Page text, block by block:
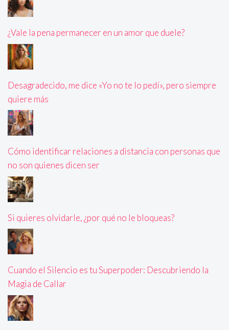
¿Vale la pena permanecer en un amor que duele?
Desagradecido, me dice «Yo no te lo pedí», pero siempre
quiere más
Cómo identificar relaciones a distancia con personas que
no son quienes dicen ser
Si quieres olvidarle, ¿por qué no le bloqueas?
Cuando el Silencio es tu Superpoder: Descubriendo la
Magia de Callar